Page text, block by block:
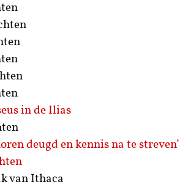
in de Ilias
deugd en kennis na te streven’
van Ithaca